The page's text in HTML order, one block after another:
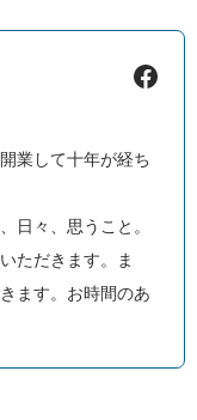
Facebook
業して十年が経ち
日々、思うこと。
ただきます。ま
ます。お時間のあ